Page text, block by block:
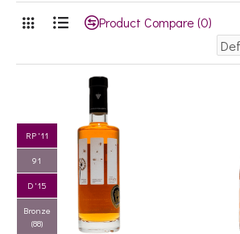
Product Compare (0)
RP '11
91
D '15
Bronze
(88)